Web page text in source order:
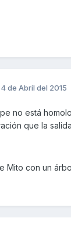
4 de Abril del 2015
no está
que la
Mito con un